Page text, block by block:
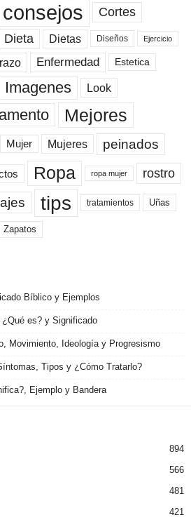
consejos Cortes
Dieta Dietas Diseños Ejercicio
Enfermedad Estetica
Imagenes Look
Mejores
Mujer Mujeres peinados
Ropa ropa mujer rostro
tips tratamientos Uñas
Zapatos
Bíblico y Ejemplos
es? y Significado
Movimiento, Ideología y Progresismo
Tipos y ¿Cómo Tratarlo?
Ejemplo y Bandera
894
566
481
421